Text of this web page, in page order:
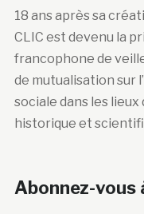
18 ans après sa
CLIC est devenu la
francophone de
de mutualisation sur
sociale dans les
historique et
Abonnez-vous